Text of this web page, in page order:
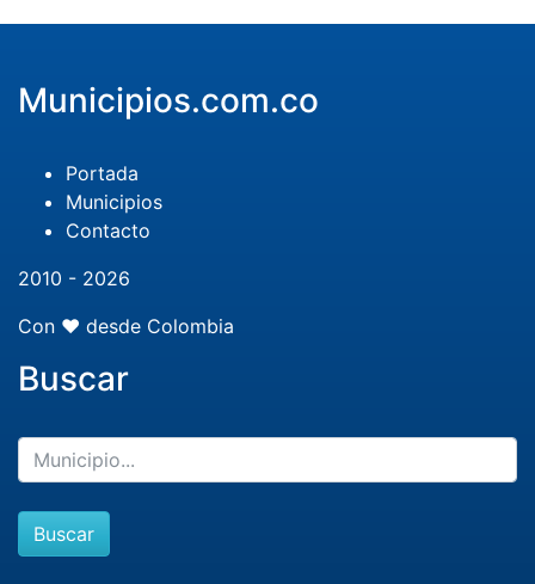
Municipios.com.co
Portada
Municipios
Contacto
2010 - 2026
Con ❤️ desde Colombia
Buscar
Buscar